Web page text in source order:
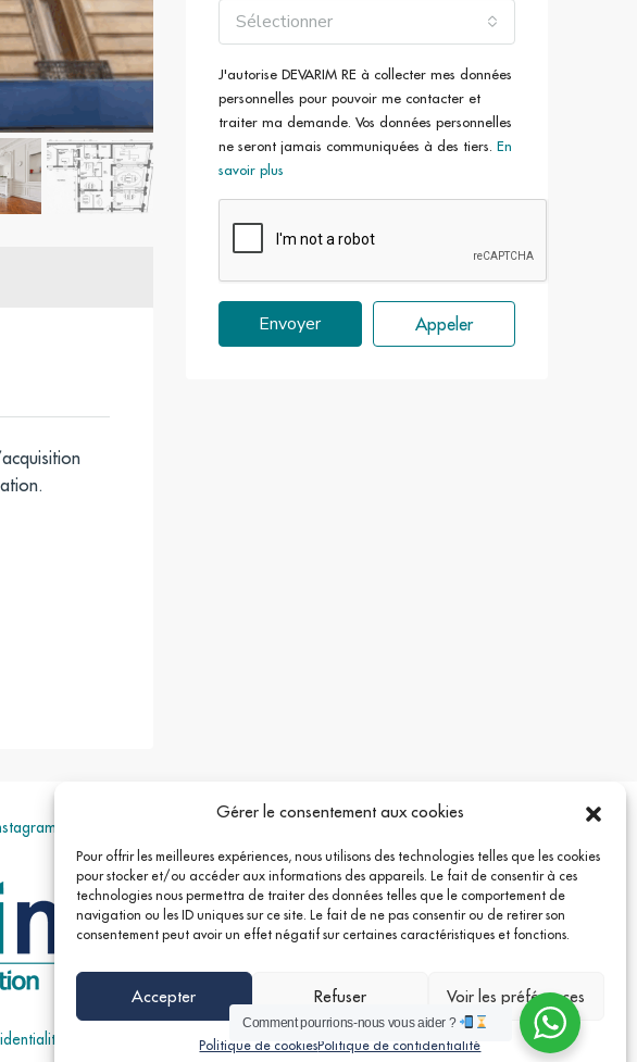
Gérer le consentement aux cookies
Pour offrir les meilleures expériences, nous utilisons des technologies telles que les cookies
pour stocker et/ou accéder aux informations des appareils. Le fait de consentir à ces
technologies nous permettra de traiter des données telles que le comportement de
navigation ou les ID uniques sur ce site. Le fait de ne pas consentir ou de retirer son
consentement peut avoir un effet négatif sur certaines caractéristiques et fonctions.
Accepter Refuser Voir les préférences
Politique de cookiesPolitique de confidentialité
Sélectionner
J'autorise DEVARIM RE à collecter mes données
personnelles pour pouvoir me contacter et
traiter ma demande. Vos données personnelles
ne seront jamais communiquées à des tiers. En
savoir plus
Envoyer Appeler
Comment pourrions-nous vous aider ?